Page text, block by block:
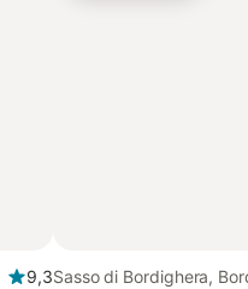
9,3Sasso di Bordighera,